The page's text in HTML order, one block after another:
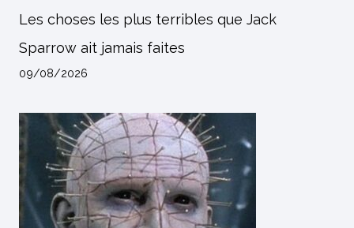
Les choses les plus terribles que Jack
Sparrow ait jamais faites
09/08/2026